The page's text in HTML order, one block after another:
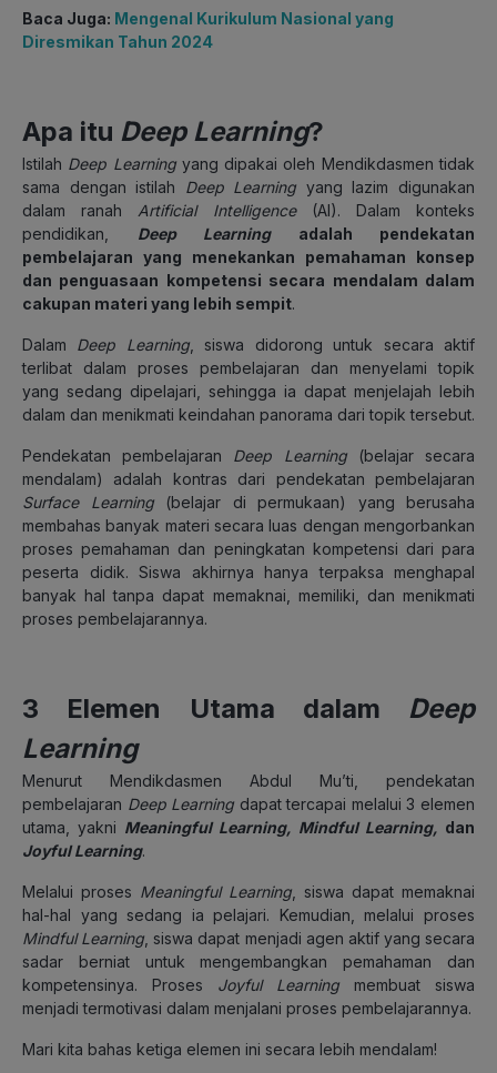
Baca Juga: Mengenal Kurikulum Nasional yang
Diresmikan Tahun 2024
Apa itu Deep Learning?
Istilah Deep Learningyang dipakai oleh Mendikdasmen tidak
sama dengan istilah Deep Learning yang lazim digunakan
dalam ranah Artificial Intelligence
(AI). Dalam konteks
pendidikan, Deep Learningadalah pendekatan
pembelajaran yang menekankan pemahaman konsep
dan penguasaan kompetensi secara mendalam dalam
cakupan materi yang lebih sempit.
Dalam Deep Learning, siswa didorong untuk secara aktif
terlibat dalam proses pembelajaran dan menyelami topik
yang sedang dipelajari, sehingga ia dapat menjelajah lebih
dalam dan menikmati keindahan panorama dari topik tersebut.
Pendekatan pembelajaran Deep Learning(belajar secara
mendalam) adalah kontras dari pendekatan pembelajaran
Surface Learning(belajar di permukaan) yang berusaha
membahas banyak materi secara luas dengan mengorbankan
proses pemahaman dan peningkatan kompetensi dari para
peserta didik. Siswa akhirnya hanya terpaksa menghapal
banyak hal tanpa dapat memaknai, memiliki, dan menikmati
proses pembelajarannya.
3 Elemen Utama dalam Deep
Learning
Menurut Mendikdasmen Abdul Mu’ti, pendekatan
pembelajaran Deep Learning dapat tercapai melalui 3 elemen
utama, yakni Meaningful Learning, Mindful Learning, dan
Joyful Learning.
Melalui proses Meaningful Learning , siswa dapat memaknai
hal-hal yang sedang ia pelajari. Kemudian, melalui proses
Mindful Learning , siswa dapat menjadi agen aktif yang secara
sadar berniat untuk mengembangkan pemahaman dan
kompetensinya. Proses Joyful Learning membuat siswa
menjadi termotivasi dalam menjalani proses pembelajarannya.
Mari kita bahas ketiga elemen ini secara lebih mendalam!